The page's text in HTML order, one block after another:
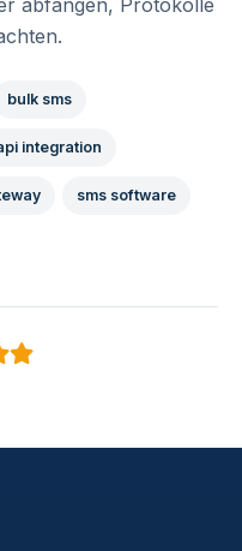
abfangen, Protokolle
bulk sms
integration
sms software